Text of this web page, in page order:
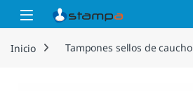
Saltar a la navegación
Saltar al contenido
Open
Inicio Tampones sellos de caucho